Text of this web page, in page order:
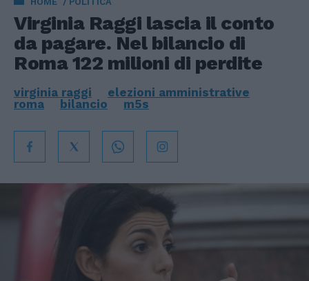
Virginia Raggi lascia il conto
da pagare. Nel bilancio di
Roma 122 milioni di perdite
virginia raggi
elezioni amministrative
roma
bilancio m5s